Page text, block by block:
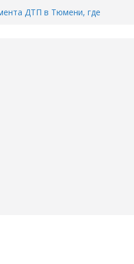
на ВИДЕО